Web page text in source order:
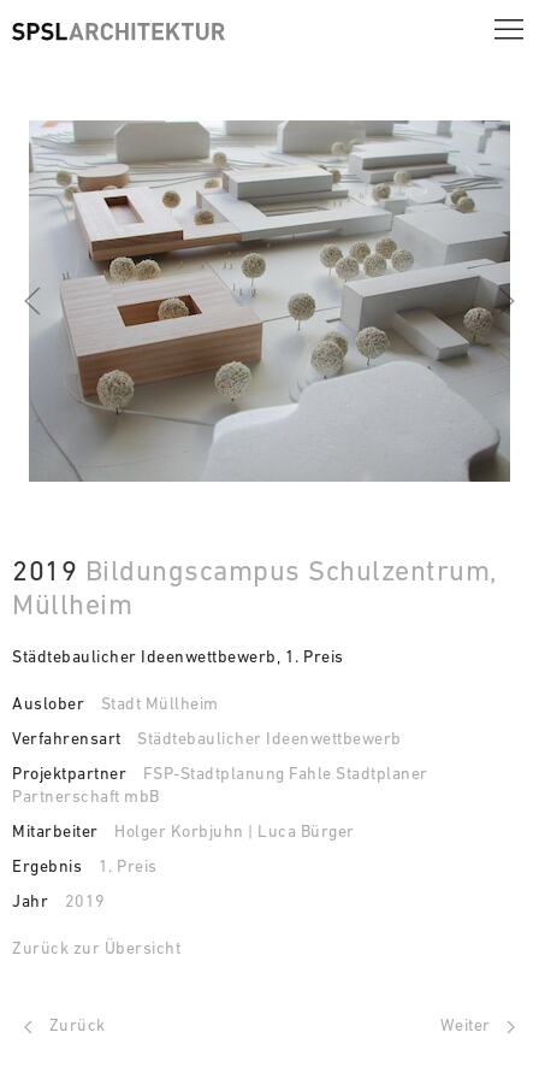
2019 Bildungscampus Schulzentrum,
Müllheim
Städtebaulicher Ideenwettbewerb, 1. Preis
Auslober
Stadt Müllheim
Verfahrensart
Städtebaulicher Ideenwettbewerb
Projektpartner
FSP-Stadtplanung Fahle Stadtplaner
Partnerschaft mbB
Mitarbeiter
Holger Korbjuhn | Luca Bürger
Ergebnis
1. Preis
Jahr
2019
Zurück zur Übersicht
Zurück Weiter